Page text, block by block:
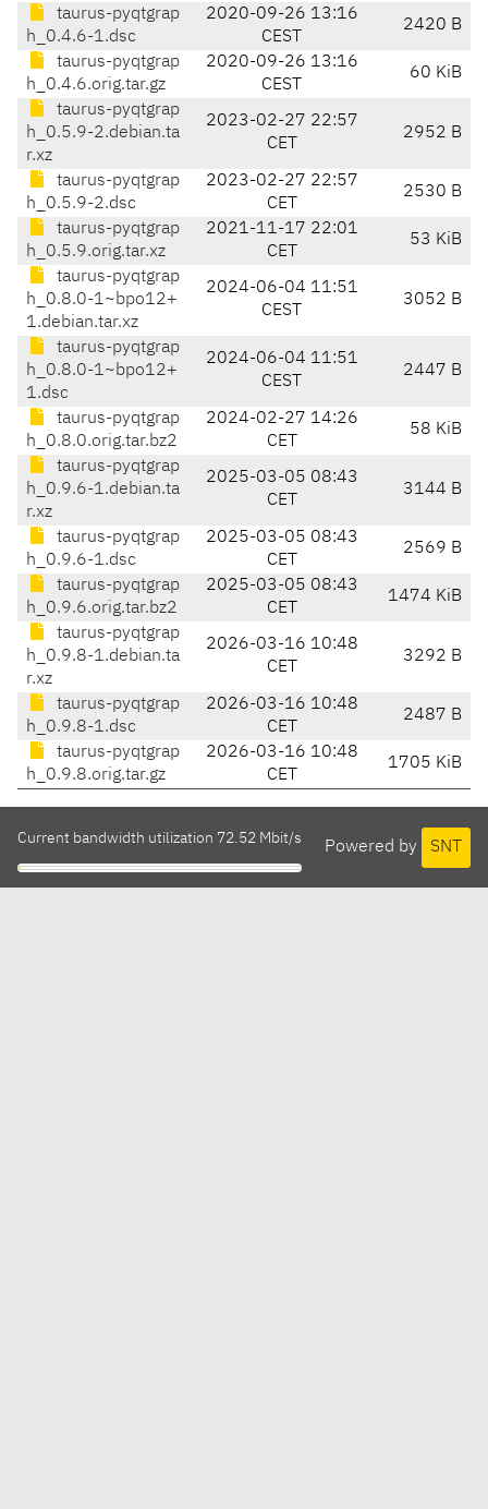
taurus-pyqtgrap
h_0.4.6-1.dsc
2020-09-26 13:16
CEST
2420 B
taurus-pyqtgrap
h_0.4.6.orig.tar.gz
2020-09-26 13:16
CEST
60 KiB
taurus-pyqtgrap
h_0.5.9-2.debian.ta
r.xz
2023-02-27 22:57
CET
2952 B
taurus-pyqtgrap
h_0.5.9-2.dsc
2023-02-27 22:57
CET
2530 B
taurus-pyqtgrap
h_0.5.9.orig.tar.xz
2021-11-17 22:01
CET
53 KiB
taurus-pyqtgrap
h_0.8.0-1~bpo12+
1.debian.tar.xz
2024-06-04 11:51
CEST
3052 B
taurus-pyqtgrap
h_0.8.0-1~bpo12+
1.dsc
2024-06-04 11:51
CEST
2447 B
taurus-pyqtgrap
h_0.8.0.orig.tar.bz2
2024-02-27 14:26
CET
58 KiB
taurus-pyqtgrap
h_0.9.6-1.debian.ta
r.xz
2025-03-05 08:43
CET
3144 B
taurus-pyqtgrap
h_0.9.6-1.dsc
2025-03-05 08:43
CET
2569 B
taurus-pyqtgrap
h_0.9.6.orig.tar.bz2
2025-03-05 08:43
CET
1474 KiB
taurus-pyqtgrap
h_0.9.8-1.debian.ta
r.xz
2026-03-16 10:48
CET
3292 B
taurus-pyqtgrap
h_0.9.8-1.dsc
2026-03-16 10:48
CET
2487 B
taurus-pyqtgrap
h_0.9.8.orig.tar.gz
2026-03-16 10:48
CET
1705 KiB
Powered by SNT
Current bandwidth utilization 72.52 Mbit/s